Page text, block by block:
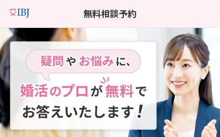
無料相談予約